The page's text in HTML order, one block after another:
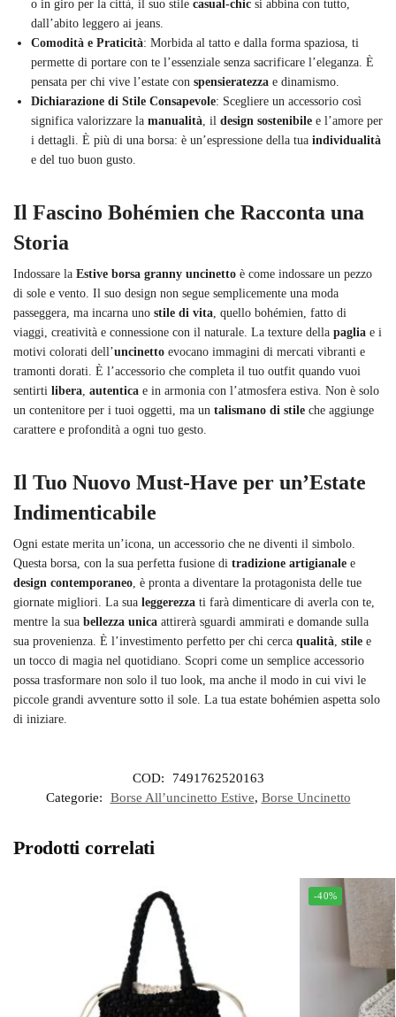
o in giro per la città, il suo stile casual-chic si abbina con tutto,
dall’abito leggero ai jeans.
Comodità e Praticità: Morbida al tatto e dalla forma spaziosa, ti
permette di portare con te l’essenziale senza sacrificare l’eleganza. È
pensata per chi vive l’estate con spensieratezza e dinamismo.
Dichiarazione di Stile Consapevole: Scegliere un accessorio così
significa valorizzare la manualità, il design sostenibile e l’amore per
i dettagli. È più di una borsa: è un’espressione della tua individualità
e del tuo buon gusto.
Il Fascino Bohémien che Racconta una
Storia
Indossare la Estive borsa granny uncinetto è come indossare un pezzo
di sole e vento. Il suo design non segue semplicemente una moda
passeggera, ma incarna uno stile di vita, quello bohémien, fatto di
viaggi, creatività e connessione con il naturale. La texture della paglia e i
motivi colorati dell’uncinetto evocano immagini di mercati vibranti e
tramonti dorati. È l’accessorio che completa il tuo outfit quando vuoi
sentirti libera, autentica e in armonia con l’atmosfera estiva. Non è solo
un contenitore per i tuoi oggetti, ma un talismano di stile che aggiunge
carattere e profondità a ogni tuo gesto.
Il Tuo Nuovo Must-Have per un’Estate
Indimenticabile
Ogni estate merita un’icona, un accessorio che ne diventi il simbolo.
Questa borsa, con la sua perfetta fusione di tradizione artigianale e
design contemporaneo, è pronta a diventare la protagonista delle tue
giornate migliori. La sua leggerezza ti farà dimenticare di averla con te,
mentre la sua bellezza unica attirerà sguardi ammirati e domande sulla
sua provenienza. È l’investimento perfetto per chi cerca qualità, stile e
un tocco di magia nel quotidiano. Scopri come un semplice accessorio
possa trasformare non solo il tuo look, ma anche il modo in cui vivi le
piccole grandi avventure sotto il sole. La tua estate bohémien aspetta solo
di iniziare.
COD:
7491762520163
Categorie:
Borse All’uncinetto Estive, Borse Uncinetto
Prodotti correlati
-40%